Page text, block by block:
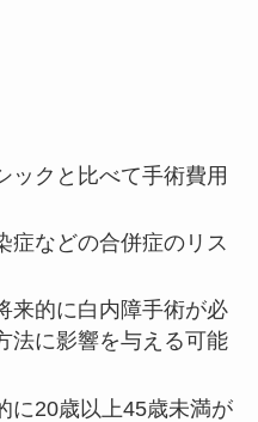
ックと比べて手術費用
症などの合併症のリス
来的に白内障手術が必
法に影響を与える可能
に20歳以上45歳未満が